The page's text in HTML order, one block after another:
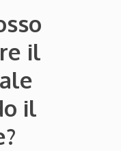
il
il